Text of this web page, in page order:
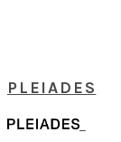
PLEIADES